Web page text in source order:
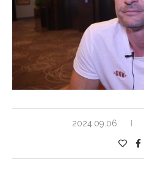
2024.09.06.